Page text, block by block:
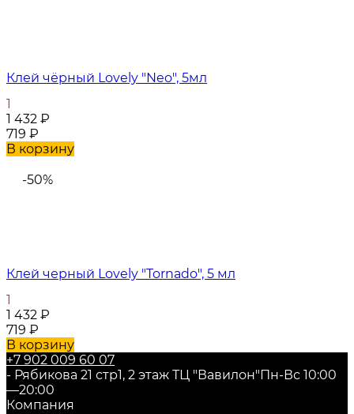
Клей чёрный Lovely "Neo", 5мл
1
1 432 ₽
719 ₽
В корзину
-50%
Клей черный Lovely "Tornado", 5 мл
1
1 432 ₽
719 ₽
В корзину
+7 902 009 60 07
- Рябикова 21 стр1, 2 этаж ТЦ "Вавилон"Пн-Вс 10:00
—20:00
Компания